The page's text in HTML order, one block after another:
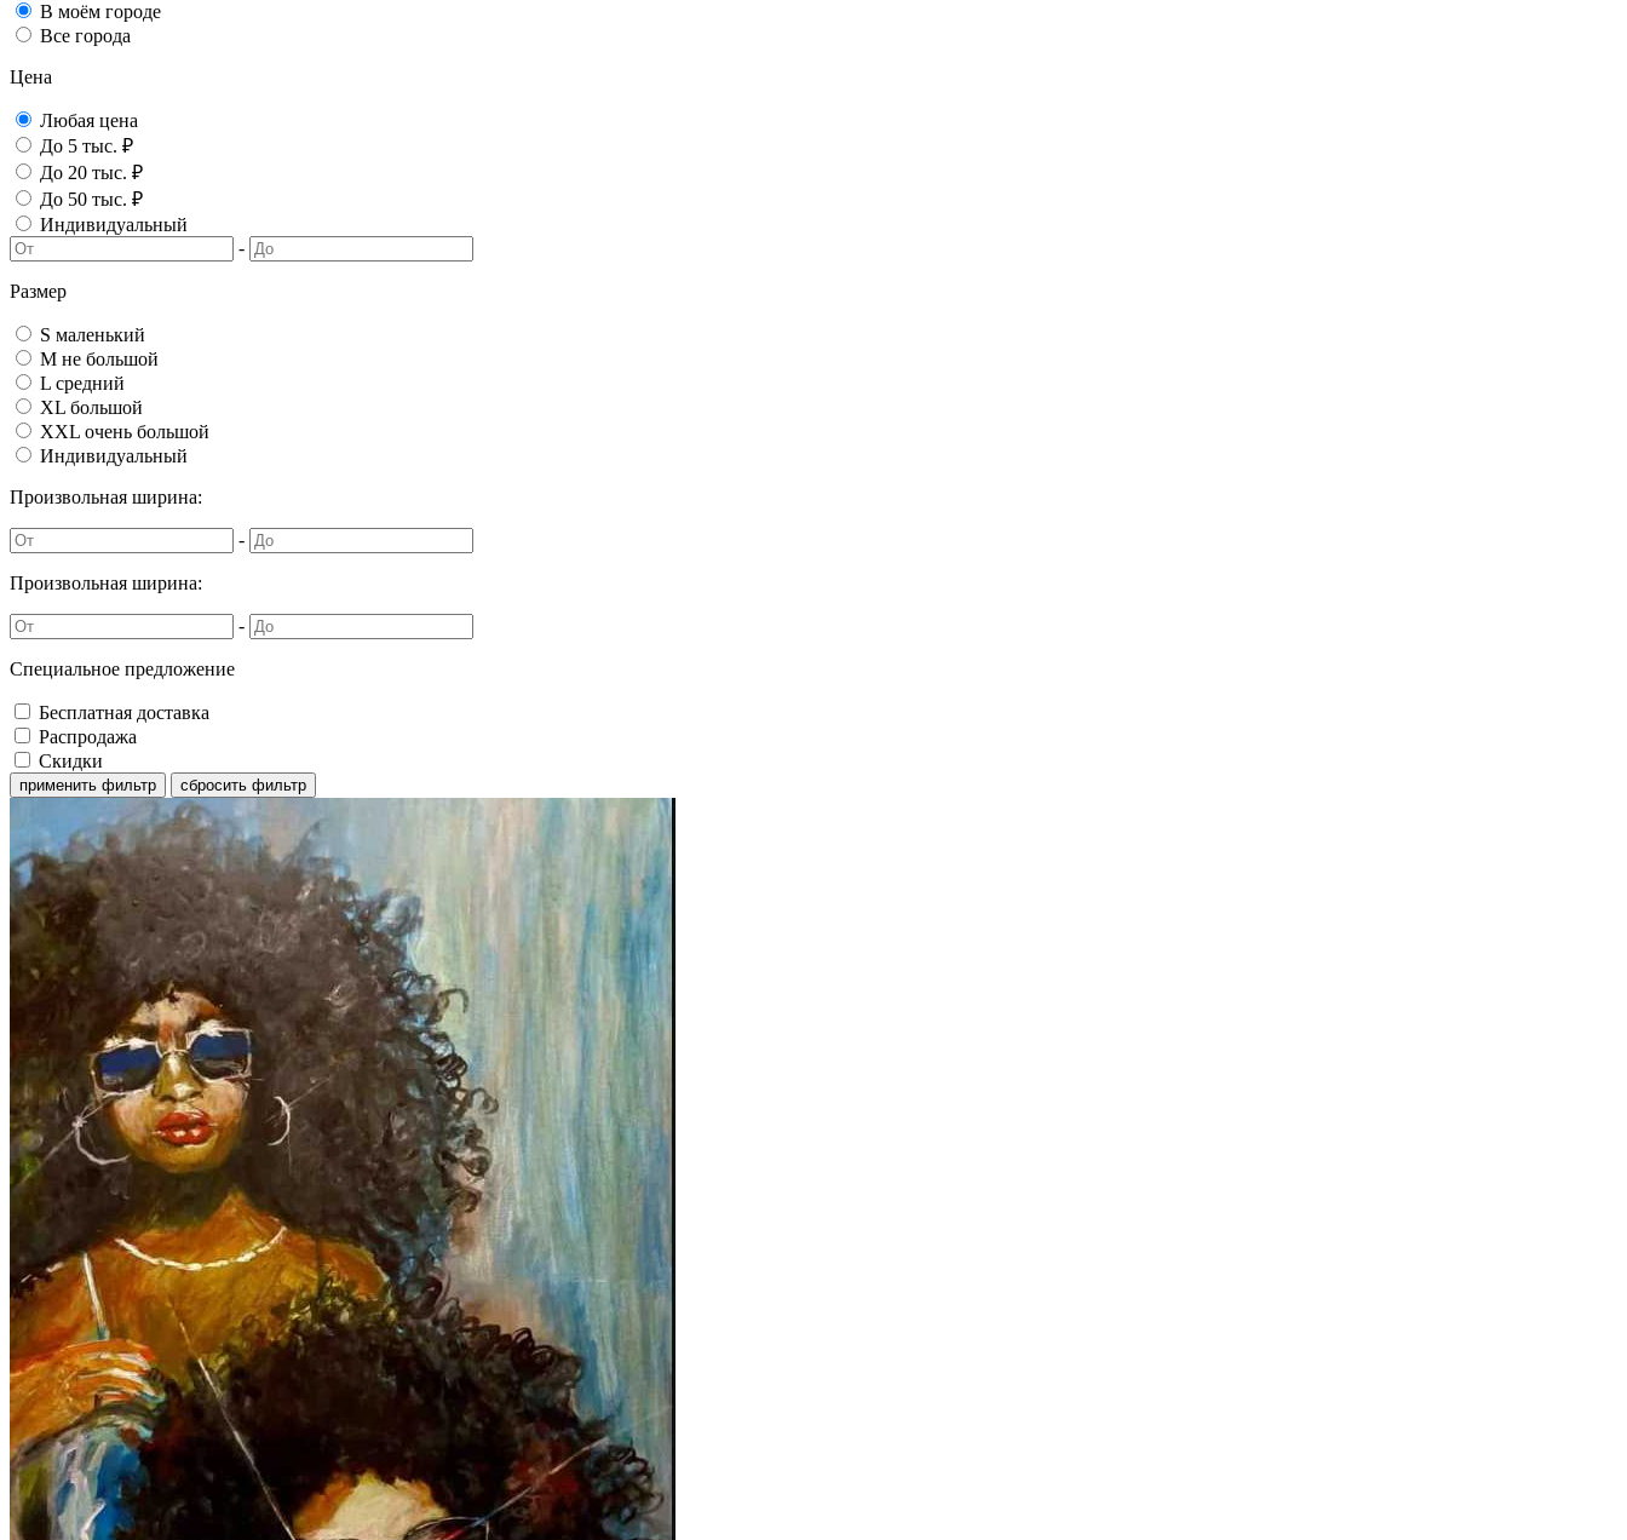
В моём городе
Все города
Цена
Любая цена
До 5 тыс. ₽
До 20 тыс. ₽
До 50 тыс. ₽
Индивидуальный
-
Размер
S маленький
M не большой
L средний
XL большой
XXL очень большой
Индивидуальный
Произвольная ширина:
-
Произвольная ширина:
-
Специальное предложение
Бесплатная доставка
Распродажа
Скидки
применить фильтр сбросить фильтр